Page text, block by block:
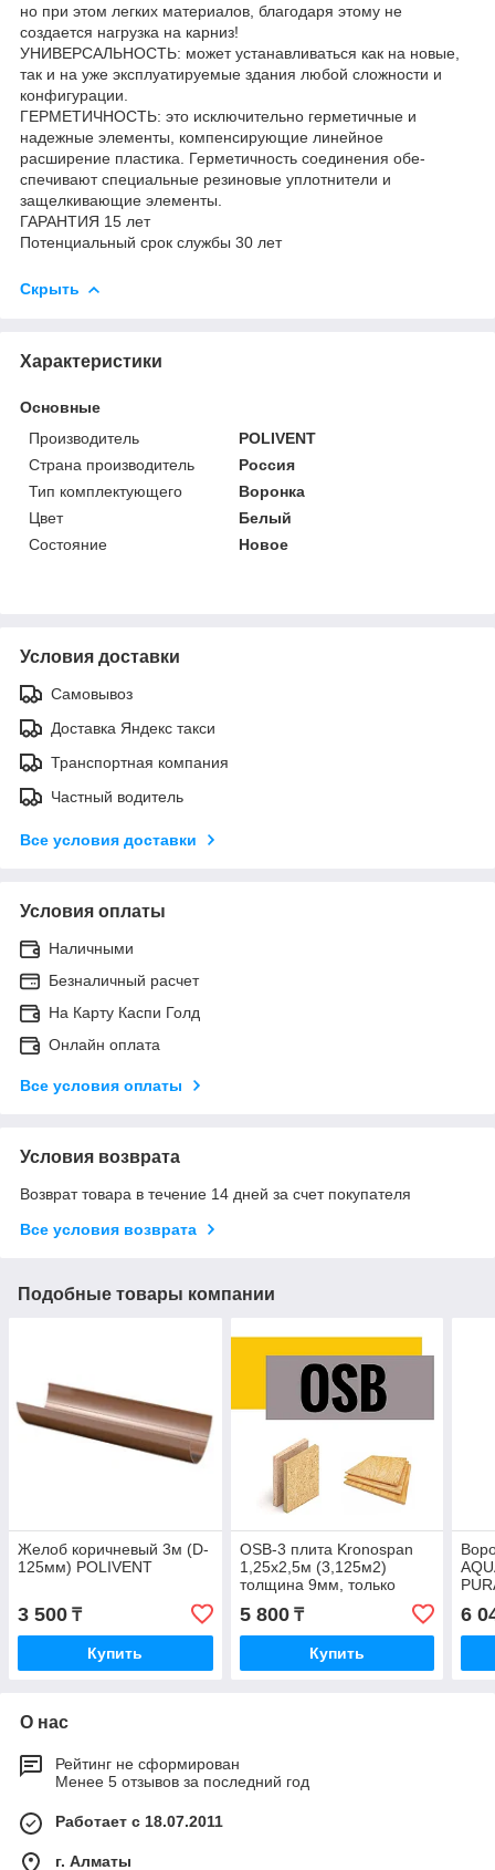
но при этом легких материалов, благодаря этому не
создается нагрузка на карниз!
УНИВЕРСАЛЬНОСТЬ: может устанавливаться как на новые,
так и на уже эксплуатируемые здания любой сложности и
конфигурации.
ГЕРМЕТИЧНОСТЬ: это исключительно герметичные и
надежные элементы, компенсирующие линейное
расширение пластика. Герметичность соединения обе­
спечивают специальные резиновые уплотнители и
защелкивающие элементы.
ГАРАНТИЯ 15 лет
Потенциальный срок службы 30 лет
Скрыть
Характеристики
Основные
Производитель
POLIVENT
Страна производитель
Россия
Тип комплектующего
Воронка
Цвет
Белый
Состояние
Новое
Условия доставки
Самовывоз
Доставка Яндекс такси
Транспортная компания
Частный водитель
Все условия доставки
Условия оплаты
Наличными
Безналичный расчет
На Карту Каспи Голд
Онлайн оплата
Все условия оплаты
Условия возврата
Возврат товара в течение 14 дней за счет покупателя
Все условия возврата
Подобные товары компании
Желоб коричневый 3м (D-
125мм) POLIVENT
3 500 ₸
Купить
OSB-3 плита Kronospan
1,25х2,5м (3,125м2)
толщина 9мм, только
ОПТОМ!
5 800₸
Купить
+7
6
О нас
Рейтинг не сформирован
Менее 5 отзывов за последний год
Работает с 18.07.2011
г. Алматы